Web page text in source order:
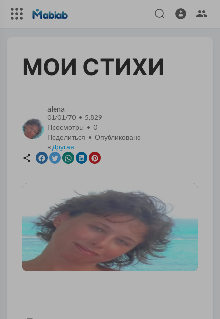
МОИ СТИХИ
alena
01/01/70 • 5,829
Просмотры • 0
Поделиться • Опубликовано
в Другая